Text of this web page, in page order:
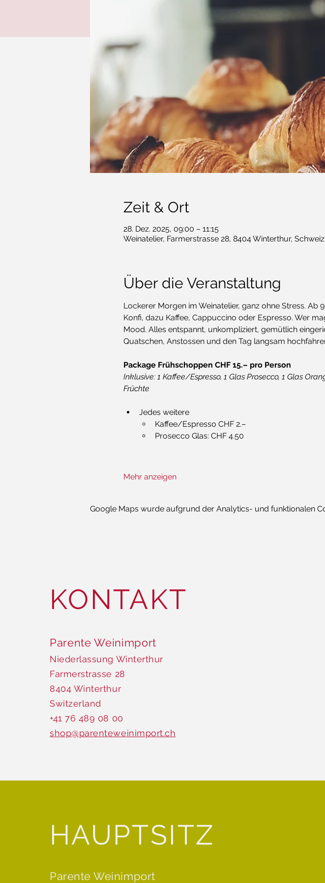
Zeit & Ort
28. Dez. 2025, 09:00 – 11:15
Weinatelier, Farmerstrasse 28, 8404 Winterthur, Schweiz
Über die Veranstaltung
Lockerer Morgen im Weinatelier, ganz ohne Stress. Ab
Konfi, dazu Kaffee, Cappuccino oder Espresso. Wer
Mood. Alles entspannt, unkompliziert, gemütlich
Quatschen, Anstossen und den Tag langsam
Package Frühschoppen CHF 15.– pro Person
Inklusive: 1 Kaffee/Espresso, 1 Glas Prosecco, 1 Glas
Früchte
Jedes weitere
Kaffee/Espresso CHF 2.–
Prosecco Glas: CHF 4.50
Mehr anzeigen
Google Maps wurde aufgrund der Analytics- und funktionalen
KONTAKT
Parente Weinimport
Niederlassung Winterthur
Farmerstrasse 28
8404 Winterthur
Switzerland
+41 76 489 08 00
shop@parenteweinimport.ch
HAUPTSITZ
Parente Weinimport